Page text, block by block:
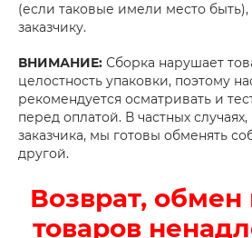
(если таковые имели место
заказчику.
ВНИМАНИЕ: Сборка нарушает
целостность упаковки, поэтому
рекомендуется осматривать и
перед оплатой. В частных
заказчика, мы готовы обменять
другой.
Возврат,
товаров